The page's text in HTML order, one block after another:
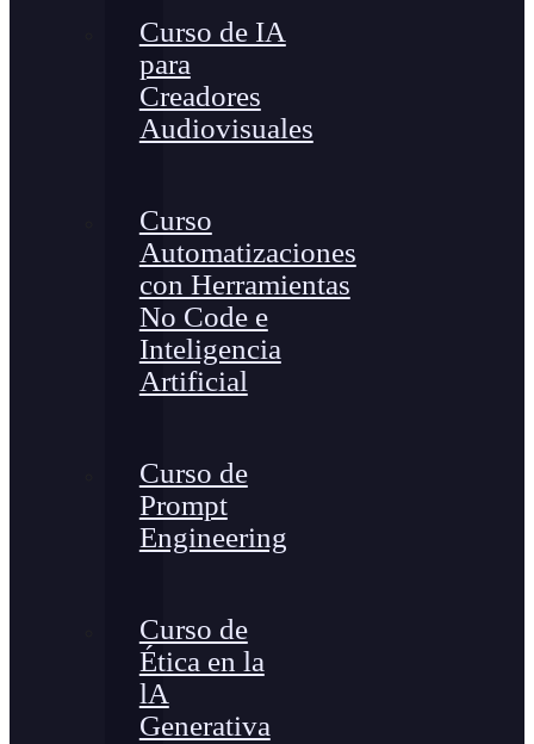
Curso de IA
para
Creadores
Audiovisuales
Curso
Automatizaciones
con Herramientas
No Code e
Inteligencia
Artificial
Curso de
Prompt
Engineering
Curso de
Ética en la
lA
Generativa